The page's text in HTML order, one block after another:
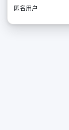
匿名用户